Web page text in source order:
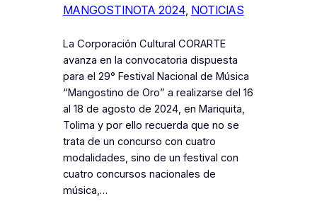
MANGOSTINOTA 2024, NOTICIAS
La Corporación Cultural CORARTE
avanza en la convocatoria dispuesta
para el 29° Festival Nacional de Música
“Mangostino de Oro” a realizarse del 16
al 18 de agosto de 2024, en Mariquita,
Tolima y por ello recuerda que no se
trata de un concurso con cuatro
modalidades, sino de un festival con
cuatro concursos nacionales de
música,…